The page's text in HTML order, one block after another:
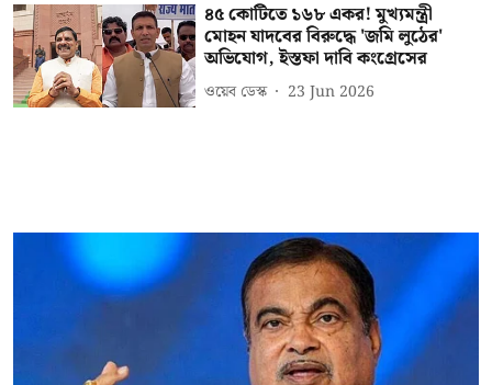
৪৫ কোটিতে ১৬৮ একর! মুখ্যমন্ত্রী
মোহন যাদবের বিরুদ্ধে 'জমি লুঠের'
অভিযোগ, ইস্তফা দাবি কংগ্রেসের
ওয়েব ডেস্ক 23 Jun 2026